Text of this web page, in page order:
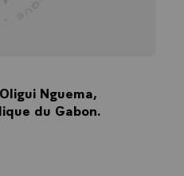
Nguema,
du Gabon.